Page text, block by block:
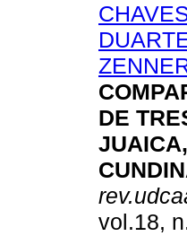
DE
vol.18,